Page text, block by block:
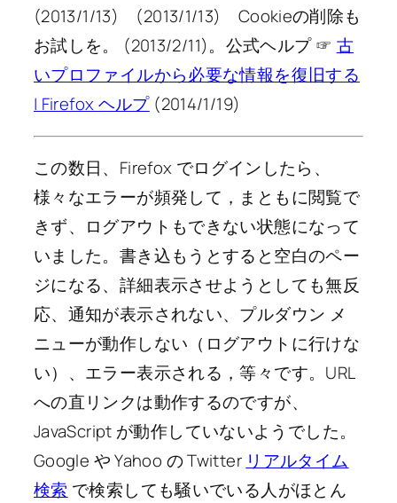
(2013/1/13) (2013/1/13) Cookieの削除も
お試しを。 (2013/2/11)。公式ヘルプ ☞ 古
いプロファイルから必要な情報を復旧する
| Firefox ヘルプ(2014/1/19)
この数日、Firefox でログインしたら、
様々なエラーが頻発して，まともに閲覧で
きず、ログアウトもできない状態になって
いました。書き込もうとすると空白のペー
ジになる、詳細表示させようとしても無反
応、通知が表示されない、プルダウン メ
ニューが動作しない（ログアウトに行けな
い）、エラー表示される，等々です。URL
への直リンクは動作するのですが、
JavaScript が動作していないようでした。
Google や Yahoo の Twitter リアルタイム
検索 で検索しても騒いでいる人がほとん